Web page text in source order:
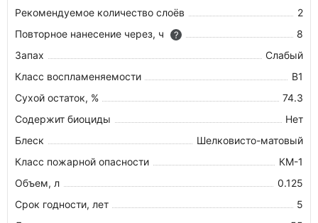
Рекомендуемое количество слоёв
2
Повторное нанесение через, ч
?
8
Запах
Слабый
Класс воспламеняемости
В1
Сухой остаток, %
74.3
Содержит биоциды
Нет
Блеск
Шелковисто-матовый
Класс пожарной опасности
КМ-1
Объем, л
0.125
Срок годности, лет
5